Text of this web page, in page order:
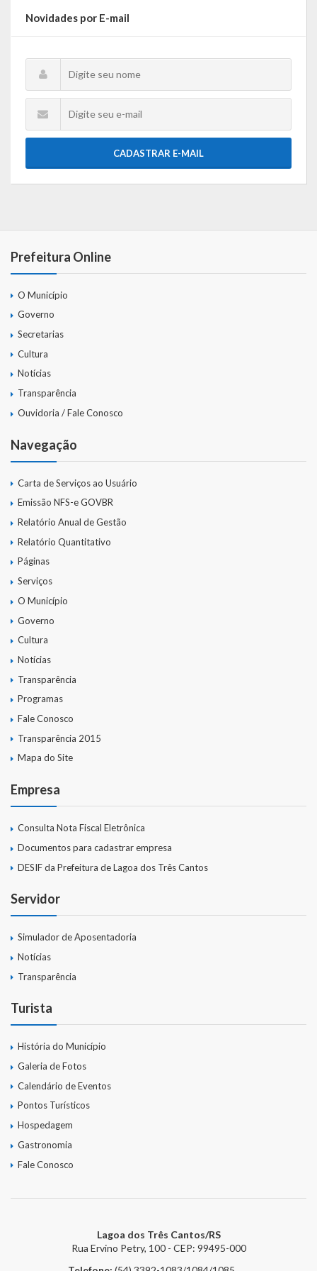
Novidades por E-mail
CADASTRAR E-MAIL
Prefeitura Online
O Município
Governo
Secretarias
Cultura
Notícias
Transparência
Ouvidoria / Fale Conosco
Navegação
Carta de Serviços ao Usuário
Emissão NFS-e GOVBR
Relatório Anual de Gestão
Relatório Quantitativo
Páginas
Serviços
O Município
Governo
Cultura
Notícias
Transparência
Programas
Fale Conosco
Transparência 2015
Mapa do Site
Empresa
Consulta Nota Fiscal Eletrônica
Documentos para cadastrar empresa
DESIF da Prefeitura de Lagoa dos Três Cantos
Servidor
Simulador de Aposentadoria
Notícias
Transparência
Turista
História do Município
Galeria de Fotos
Calendário de Eventos
Pontos Turísticos
Hospedagem
Gastronomia
Fale Conosco
Lagoa dos Três Cantos/RS
Rua Ervino Petry, 100 - CEP: 99495-000